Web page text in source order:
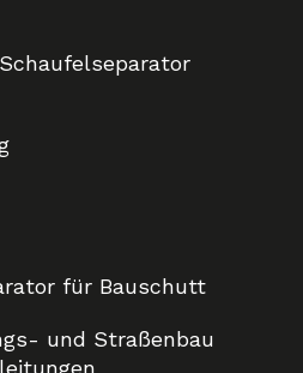
und Straßenbau